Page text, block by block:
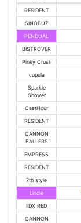
RESIDENT
SINOBUZ
PENDUAL
BISTROVER
Pinky Crush
copula
Sparkle
Shower
CastHour
RESIDENT
CANNON
BALLERS
EMPRESS
RESIDENT
7th style
Lincle
IIDX RED
CANNON